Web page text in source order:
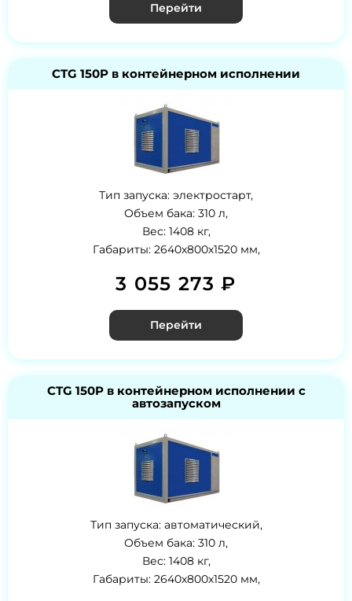
Перейти
CTG 150P в контейнерном исполнении
Тип запуска: электростарт,
Объем бака: 310 л,
Вес: 1408 кг,
Габариты: 2640х800х1520 мм,
3 055 273 ₽
Перейти
CTG 150P в контейнерном исполнении с
автозапуском
Тип запуска: автоматический,
Объем бака: 310 л,
Вес: 1408 кг,
Габариты: 2640х800х1520 мм,